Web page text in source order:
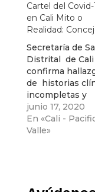
costos por
cremación en el
país eran
los que se
hoy. Un claro
ejemplo está
departamento
Atlántico
Cartel del Covid-
en Cali Mito o
Realidad:
Secretaría de
Distrital de Cali
confirma
de historias
incompletas y
ausencia de
registros de
resultados de
junio 17, 2020
En «Cali -
Valle»